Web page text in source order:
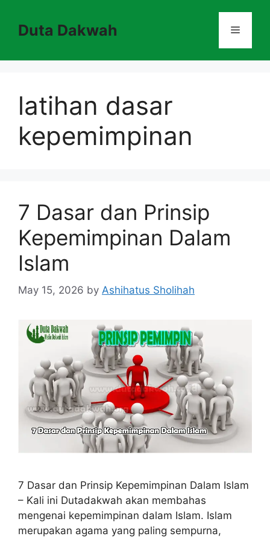
contentDuta Dakwah Menu
latihan dasar
kepemimpinan
7 Dasar dan Prinsip
Kepemimpinan Dalam
Islam
May 15, 2026 by Ashihatus Sholihah
7 Dasar dan Prinsip Kepemimpinan Dalam Islam
– Kali ini Dutadakwah akan membahas
mengenai kepemimpinan dalam Islam. Islam
merupakan agama yang paling sempurna,